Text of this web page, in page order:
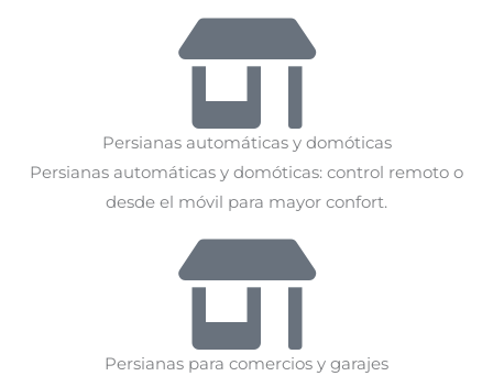
Persianas automáticas y domóticas
Persianas automáticas y domóticas: control remoto o
desde el móvil para mayor confort.
Persianas para comercios y garajes